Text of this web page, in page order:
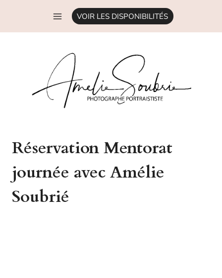
contenu
VOIR LES DISPONIBILITÉS
Réservation Mentorat
journée avec Amélie
Soubrié